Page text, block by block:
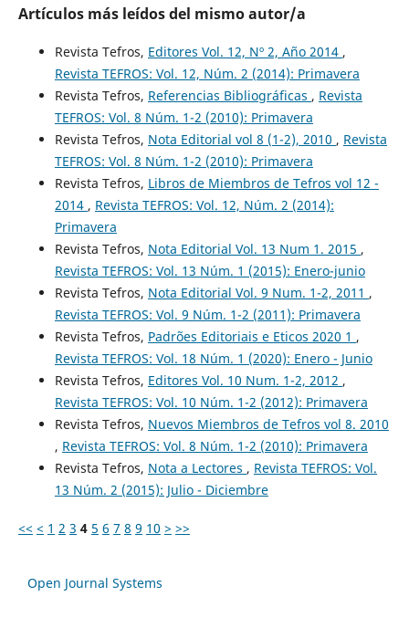
Artículos más leídos del mismo autor/a
Revista Tefros, Editores Vol. 12, Nº 2, Año 2014 ,
Revista TEFROS: Vol. 12, Núm. 2 (2014): Primavera
Revista Tefros, Referencias Bibliográficas , Revista
TEFROS: Vol. 8 Núm. 1-2 (2010): Primavera
Revista Tefros, Nota Editorial vol 8 (1-2), 2010 , Revista
TEFROS: Vol. 8 Núm. 1-2 (2010): Primavera
Revista Tefros, Libros de Miembros de Tefros vol 12 -
2014 , Revista TEFROS: Vol. 12, Núm. 2 (2014):
Primavera
Revista Tefros, Nota Editorial Vol. 13 Num 1. 2015 ,
Revista TEFROS: Vol. 13 Núm. 1 (2015): Enero-junio
Revista Tefros, Nota Editorial Vol. 9 Num. 1-2, 2011 ,
Revista TEFROS: Vol. 9 Núm. 1-2 (2011): Primavera
Revista Tefros, Padrões Editoriais e Eticos 2020 1 ,
Revista TEFROS: Vol. 18 Núm. 1 (2020): Enero - Junio
Revista Tefros, Editores Vol. 10 Num. 1-2, 2012 ,
Revista TEFROS: Vol. 10 Núm. 1-2 (2012): Primavera
Revista Tefros, Nuevos Miembros de Tefros vol 8. 2010
, Revista TEFROS: Vol. 8 Núm. 1-2 (2010): Primavera
Revista Tefros, Nota a Lectores , Revista TEFROS: Vol.
13 Núm. 2 (2015): Julio - Diciembre
<< < 1 2 3 4 5 6 7 8 9 10 > >>
Open Journal Systems